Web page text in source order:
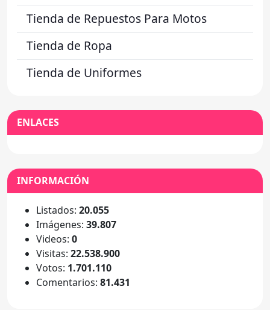
Tienda de Repuestos Para Motos
Tienda de Ropa
Tienda de Uniformes
ENLACES
INFORMACIÓN
Listados: 20.055
Imágenes: 39.807
Videos: 0
Visitas: 22.538.900
Votos: 1.701.110
Comentarios: 81.431